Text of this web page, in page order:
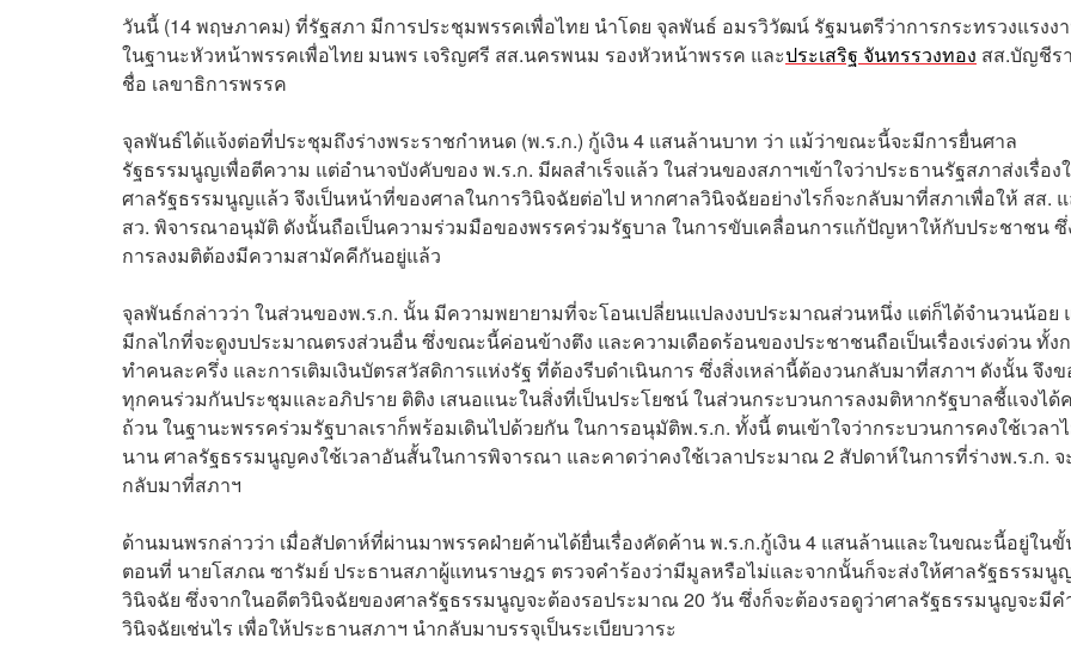
วันนี้ (14 พฤษภาคม) ที่รัฐสภา มีการประชุมพรรคเพื่อไทย นำโดย จุลพันธ์ อมรวิวัฒน์ รัฐมนตรีว่าการกระทรวงแรงง
ในฐานะหัวหน้าพรรคเพื่อไทย มนพร เจริญศรี สส.นครพนม รองหัวหน้าพรรค และประเสริฐ จันทรรวงทอง สส.บัญชีร
ชื่อ เลขาธิการพรรค
จุลพันธ์ได้แจ้งต่อที่ประชุมถึงร่างพระราชกำหนด (พ.ร.ก.) กู้เงิน 4 แสนล้านบาท ว่า แม้ว่าขณะนี้จะมีการยื่นศาล
รัฐธรรมนูญเพื่อตีความ แต่อำนาจบังคับของ พ.ร.ก. มีผลสำเร็จแล้ว ในส่วนของสภาฯเข้าใจว่าประธานรัฐสภาส่งเรื่อง
ศาลรัฐธรรมนูญแล้ว จึงเป็นหน้าที่ของศาลในการวินิจฉัยต่อไป หากศาลวินิจฉัยอย่างไรก็จะกลับมาที่สภาเพื่อให้ สส. แ
สว. พิจารณาอนุมัติ ดังนั้นถือเป็นความร่วมมือของพรรคร่วมรัฐบาล ในการขับเคลื่อนการแก้ปัญหาให้กับประชาชน ซึ่
การลงมติต้องมีความสามัคคีกันอยู่แล้ว
จุลพันธ์กล่าวว่า ในส่วนของพ.ร.ก. นั้น มีความพยายามที่จะโอนเปลี่ยนแปลงงบประมาณส่วนหนึ่ง แต่ก็ได้จำนวนน้อย
มีกลไกที่จะดูงบประมาณตรงส่วนอื่น ซึ่งขณะนี้ค่อนข้างตึง และความเดือดร้อนของประชาชนถือเป็นเรื่องเร่งด่วน ทั้ง
ทำคนละครึ่ง และการเติมเงินบัตรสวัสดิการแห่งรัฐ ที่ต้องรีบดำเนินการ ซึ่งสิ่งเหล่านี้ต้องวนกลับมาที่สภาฯ ดังนั้น จึง
ทุกคนร่วมกันประชุมและอภิปราย ติติง เสนอแนะในสิ่งที่เป็นประโยชน์ ในส่วนกระบวนการลงมติหากรัฐบาลชี้แจงได้
ถ้วน ในฐานะพรรคร่วมรัฐบาลเราก็พร้อมเดินไปด้วยกัน ในการอนุมัติพ.ร.ก. ทั้งนี้ ตนเข้าใจว่ากระบวนการคงใช้เวลา
นาน ศาลรัฐธรรมนูญคงใช้เวลาอันสั้นในการพิจารณา และคาดว่าคงใช้เวลาประมาณ 2 สัปดาห์ในการที่ร่างพ.ร.ก. จ
กลับมาที่สภาฯ
ด้านมนพรกล่าวว่า เมื่อสัปดาห์ที่ผ่านมาพรรคฝ่ายค้านได้ยื่นเรื่องคัดค้าน พ.ร.ก.กู้เงิน 4 แสนล้านและในขณะนี้อยู่ใน
ตอนที่ นายโสภณ ซารัมย์ ประธานสภาผู้แทนราษฎร ตรวจคำร้องว่ามีมูลหรือไม่และจากนั้นก็จะส่งให้ศาลรัฐธรรมนู
วินิจฉัย ซึ่งจากในอดีตวินิจฉัยของศาลรัฐธรรมนูญจะต้องรอประมาณ 20 วัน ซึ่งก็จะต้องรอดูว่าศาลรัฐธรรมนูญจะมีค
วินิจฉัยเช่นไร เพื่อให้ประธานสภาฯ นำกลับมาบรรจุเป็นระเบียบวาระ